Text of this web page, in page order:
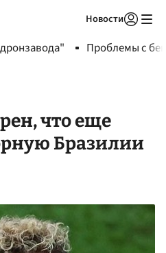
Новости
Проблемы с
что еще
Бразилии